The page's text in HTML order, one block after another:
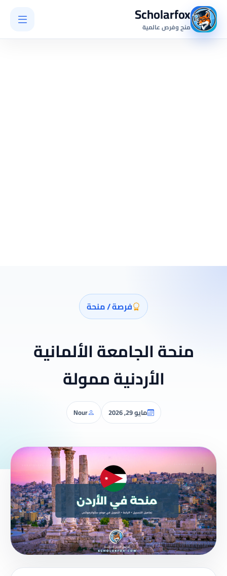
Scholarfox
منح وفرص عالمية
فرصة / منحة
منحة الجامعة الألمانية
الأردنية ممولة
مايو 29, 2026 Nour